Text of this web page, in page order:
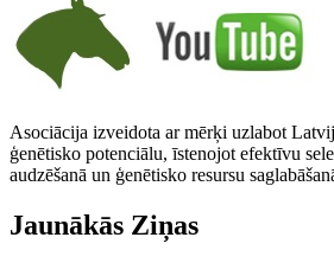
Asociācija izveidota ar mērķi uzlabot
ģenētisko potenciālu, īstenojot efektīvu
audzēšanā un ģenētisko resursu
Jaunākās Ziņas